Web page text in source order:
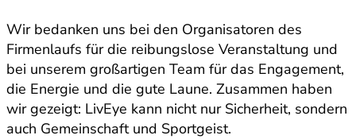
Wir bedanken uns bei den Organisatoren des
Firmenlaufs für die reibungslose Veranstaltung und
bei unserem großartigen Team für das Engagement,
die Energie und die gute Laune. Zusammen haben
wir gezeigt: LivEye kann nicht nur Sicherheit, sondern
auch Gemeinschaft und Sportgeist.